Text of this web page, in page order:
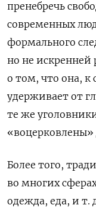
пренебречь
современных
формального
но не искренней
о том, что она, к
удерживает от
те же
«воцерковлены»
Более того,
во многих
одежда, еда, и т.